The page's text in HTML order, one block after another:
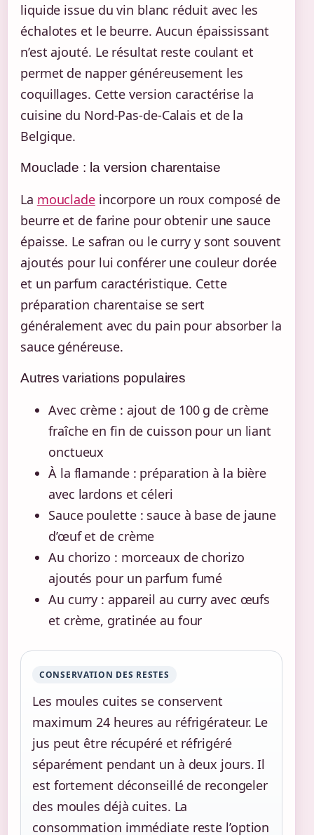
liquide issue du vin blanc réduit avec les
échalotes et le beurre. Aucun épaississant
n’est ajouté. Le résultat reste coulant et
permet de napper généreusement les
coquillages. Cette version caractérise la
cuisine du Nord-Pas-de-Calais et de la
Belgique.
Mouclade : la version charentaise
La moucladeincorpore un roux composé de
beurre et de farine pour obtenir une sauce
épaisse. Le safran ou le curry y sont souvent
ajoutés pour lui conférer une couleur dorée
et un parfum caractéristique. Cette
préparation charentaise se sert
généralement avec du pain pour absorber la
sauce généreuse.
Autres variations populaires
Avec crème : ajout de 100 g de crème
fraîche en fin de cuisson pour un liant
onctueux
À la flamande : préparation à la bière
avec lardons et céleri
Sauce poulette : sauce à base de jaune
d’œuf et de crème
Au chorizo : morceaux de chorizo
ajoutés pour un parfum fumé
Au curry : appareil au curry avec œufs
et crème, gratinée au four
CONSERVATION DES RESTES
Les moules cuites se conservent
maximum 24 heures au réfrigérateur. Le
jus peut être récupéré et réfrigéré
séparément pendant un à deux jours. Il
est fortement déconseillé de recongeler
des moules déjà cuites. La
consommation immédiate reste l’option